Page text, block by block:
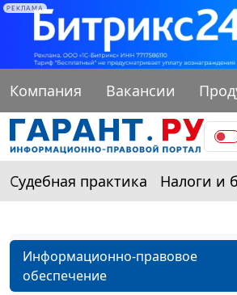
РЕКЛАМА
Компания Вакансии
Судебная практика Налоги и
Информационно-правовое
обеспечение